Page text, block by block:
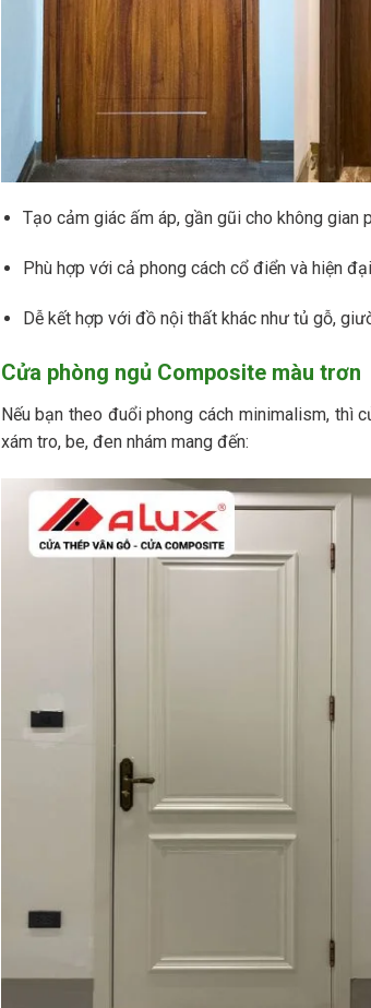
Tạo cảm giác ấm áp, gần gũi cho không gian
Phù hợp với cả phong cách cổ điển và hiện
Dễ kết hợp với đồ nội thất khác như tủ gỗ,
Cửa phòng ngủ Composite màu trơn
Nếu bạn theo đuổi phong cách minimalism, thì
xám tro, be, đen nhám mang đến: